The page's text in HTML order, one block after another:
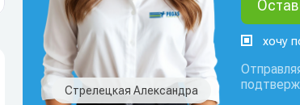
Стрелецкая Александра
хочу